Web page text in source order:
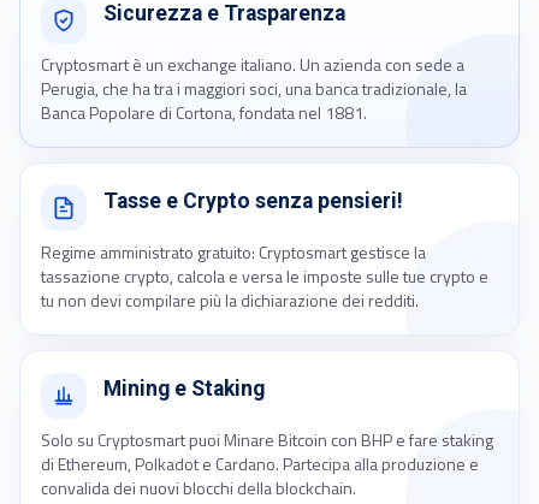
Sicurezza e Trasparenza
Cryptosmart è un exchange italiano. Un azienda con sede a
Perugia, che ha tra i maggiori soci, una banca tradizionale, la
Banca Popolare di Cortona, fondata nel 1881.
Tasse e Crypto senza pensieri!
Regime amministrato gratuito: Cryptosmart gestisce la
tassazione crypto, calcola e versa le imposte sulle tue crypto e
tu non devi compilare più la dichiarazione dei redditi.
Mining e Staking
Solo su Cryptosmart puoi Minare Bitcoin con BHP e fare staking
di Ethereum, Polkadot e Cardano. Partecipa alla produzione e
convalida dei nuovi blocchi della blockchain.